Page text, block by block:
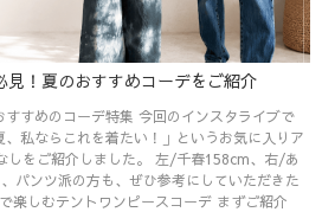
見！夏のおすすめコーデをご紹介
特集 今回のインスタライブで
私ならこれを着たい！」というお気に入りア
ました。 左/千春158cm、右/あ
楽しむテントワンピースコーデ まずご紹介